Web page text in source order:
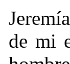
de mi